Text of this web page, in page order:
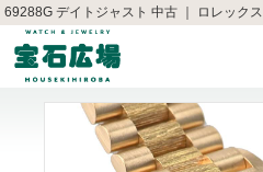
69288G デイトジャスト 中古 ｜ ロレックス